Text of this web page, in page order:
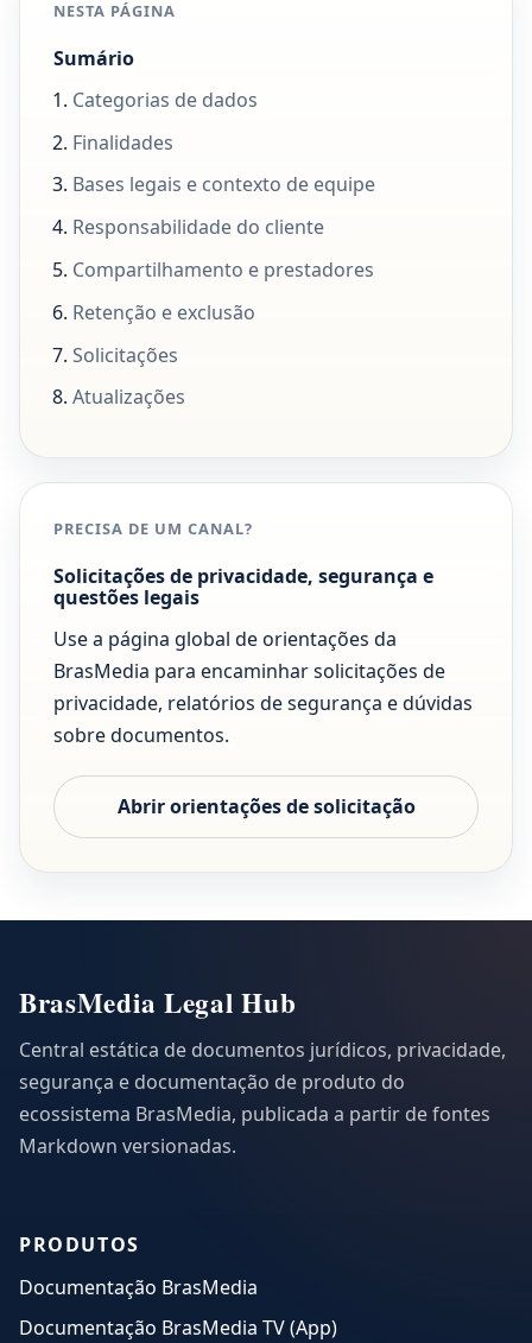
NESTA PÁGINA
Sumário
Categorias de dados
Finalidades
Bases legais e contexto de equipe
Responsabilidade do cliente
Compartilhamento e prestadores
Retenção e exclusão
Solicitações
Atualizações
PRECISA DE UM CANAL?
Solicitações de privacidade, segurança e
questões legais
Use a página global de orientações da
BrasMedia para encaminhar solicitações de
privacidade, relatórios de segurança e dúvidas
sobre documentos.
Abrir orientações de solicitação
BrasMedia Legal Hub
Central estática de documentos jurídicos, privacidade,
segurança e documentação de produto do
ecossistema BrasMedia, publicada a partir de fontes
Markdown versionadas.
PRODUTOS
Documentação BrasMedia
Documentação BrasMedia TV (App)